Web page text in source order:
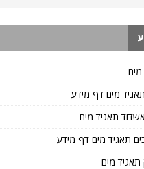
מים
תאגיד מים דף מידע
אשדוד תאגיד מים
תאגיד מים דף מידע
תאגיד מים